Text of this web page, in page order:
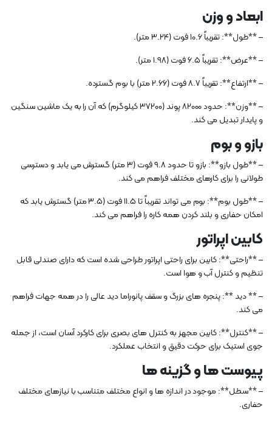
ابعاد و وزن
– **طول**: تقریباً 10.6 فوت (3.24 متر).
– **عرض**: تقریباً 6.5 فوت (1.98 متر).
– **ارتفاع**: تقریباً 8.7 فوت (2.66 متر) با بوم گسترده.
– **وزن**: حدود 82000 پوند (37200 کیلوگرم) که آن را به یک ماشین سنگین
و پایدار تبدیل می کند.
بازو و بوم
– **طول بازو**: بازو تا حدود 9.8 فوت (3 متر) گسترش می یابد و دسترسی
طولانی را برای کارهای مختلف فراهم می کند.
– **طول بوم**: بوم می تواند تقریباً تا 11.5 فوت (3.5 متر) گسترش یابد که
امکان حفاری و بلند کردن همه کاره را فراهم می کند.
کابین اپراتور
– **راحتی**: کابین برای راحتی اپراتور طراحی شده است که دارای صندلی قابل
تنظیم و کنترل آب و هوا است.
– ** دید **: پنجره های بزرگ و سقف پانوراما دید عالی را در همه جهات فراهم
می کند.
– **کنترل**: کابین مجهز به کنترل های بصری برای کارکرد آسان است، از جمله
جوی استیک برای حرکت دقیق و انتخاب عملکرد.
پیوست ها و گزینه ها
– **سطل**: موجود در اندازه ها و انواع مختلف متناسب با نیازهای مختلف
حفاری.